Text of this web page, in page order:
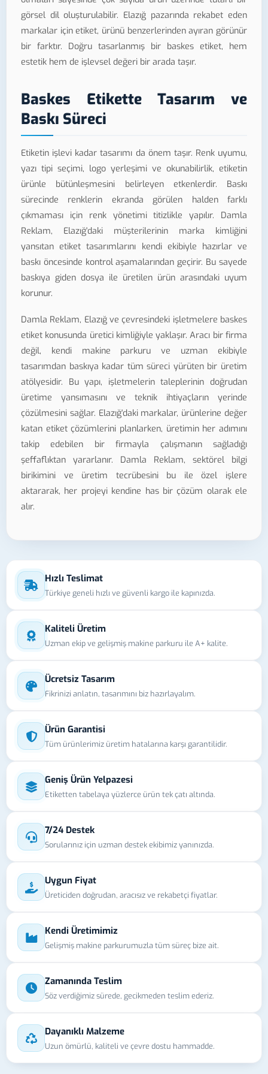
görsel dil oluşturulabilir. Elazığ pazarında rekabet eden
markalar için etiket, ürünü benzerlerinden ayıran görünür
bir farktır. Doğru tasarlanmış bir baskes etiket, hem
estetik hem de işlevsel değeri bir arada taşır.
Baskes Etikette Tasarım ve
Baskı Süreci
Etiketin işlevi kadar tasarımı da önem taşır. Renk uyumu,
yazı tipi seçimi, logo yerleşimi ve okunabilirlik, etiketin
ürünle bütünleşmesini belirleyen etkenlerdir. Baskı
sürecinde renklerin ekranda görülen halden farklı
çıkmaması için renk yönetimi titizlikle yapılır. Damla
Reklam, Elazığ'daki müşterilerinin marka kimliğini
yansıtan etiket tasarımlarını kendi ekibiyle hazırlar ve
baskı öncesinde kontrol aşamalarından geçirir. Bu sayede
baskıya giden dosya ile üretilen ürün arasındaki uyum
korunur.
Damla Reklam, Elazığ ve çevresindeki işletmelere baskes
etiket konusunda üretici kimliğiyle yaklaşır. Aracı bir firma
değil, kendi makine parkuru ve uzman ekibiyle
tasarımdan baskıya kadar tüm süreci yürüten bir üretim
atölyesidir. Bu yapı, işletmelerin taleplerinin doğrudan
üretime yansımasını ve teknik ihtiyaçların yerinde
çözülmesini sağlar. Elazığ'daki markalar, ürünlerine değer
katan etiket çözümlerini planlarken, üretimin her adımını
takip edebilen bir firmayla çalışmanın sağladığı
şeffaflıktan yararlanır. Damla Reklam, sektörel bilgi
birikimini ve üretim tecrübesini bu ile özel işlere
aktararak, her projeyi kendine has bir çözüm olarak ele
alır.
Hızlı Teslimat
Türkiye geneli hızlı ve güvenli kargo ile kapınızda.
Kaliteli Üretim
Uzman ekip ve gelişmiş makine parkuru ile A+ kalite.
Ücretsiz Tasarım
Fikrinizi anlatın, tasarımını biz hazırlayalım.
Ürün Garantisi
Tüm ürünlerimiz üretim hatalarına karşı garantilidir.
Geniş Ürün Yelpazesi
Etiketten tabelaya yüzlerce ürün tek çatı altında.
7/24 Destek
Sorularınız için uzman destek ekibimiz yanınızda.
Uygun Fiyat
Üreticiden doğrudan, aracısız ve rekabetçi fiyatlar.
Kendi Üretimimiz
Gelişmiş makine parkurumuzla tüm süreç bize ait.
Zamanında Teslim
Söz verdiğimiz sürede, gecikmeden teslim ederiz.
Dayanıklı Malzeme
Uzun ömürlü, kaliteli ve çevre dostu hammadde.